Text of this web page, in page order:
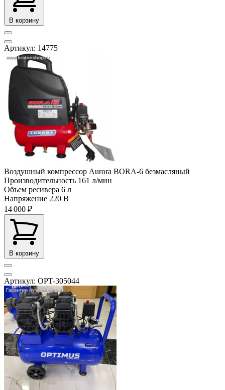
В корзину
Артикул: 14775
Воздушный компрессор Aurora BORA-6 безмасляный
Производительность 161 л/мин
Объем ресивера 6 л
Напряжение 220 В
14 000 ₽
В корзину
Артикул: OPT-305044